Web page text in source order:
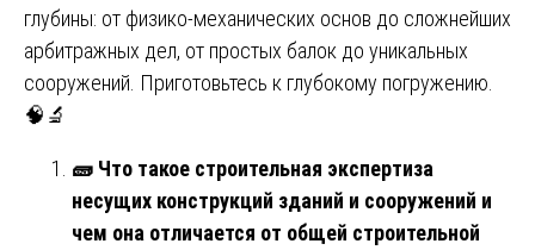
глубины: от физико-механических основ до сложнейших
арбитражных дел, от простых балок до уникальных
сооружений. Приготовьтесь к глубокому погружению.
🧠🔬
🧱 Что такое строительная экспертиза
несущих конструкций зданий и сооружений и
чем она отличается от общей строительной